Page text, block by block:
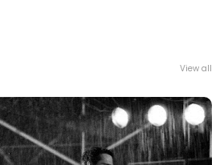
View all